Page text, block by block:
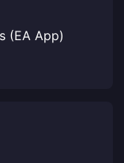
(EA App)